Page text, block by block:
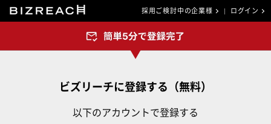
採用ご検討中の企業様 ログイン
ビズリーチに登録する（無料）
以下のアカウントで登録する